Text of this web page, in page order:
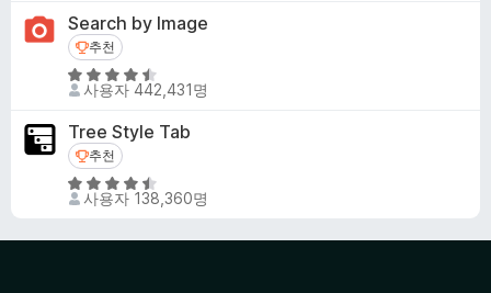
.
5
점
만
점
에
4
5
점
Search by Image
추천
추천
5
점
만
점
에
4
6
사용자 442,431명
Tree Style Tab
추천
추천
5
점
사용자 138,360명